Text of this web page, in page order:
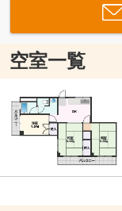
空室一覧